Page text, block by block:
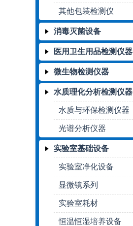
其他包装检测仪
消毒灭菌设备
医用卫生用品检测仪器
微生物检测仪器
水质理化分析检测仪器
水质与环保检测仪器
光谱分析仪器
实验室基础设备
实验室净化设备
显微镜系列
实验室耗材
恒温恒湿培养设备